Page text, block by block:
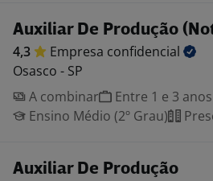
Auxiliar De Produção
4,3 Empresa confidencial
Osasco - SP
A combinar
Entre 1 e 3 anos
Ensino Médio (2º Grau)
Auxiliar De Produção